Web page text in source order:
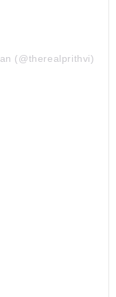
(@therealprithvi)